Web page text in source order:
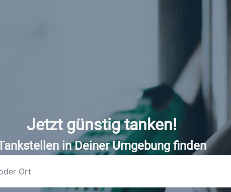
Jetzt günstig tanken!
in Deiner Umgebung finden